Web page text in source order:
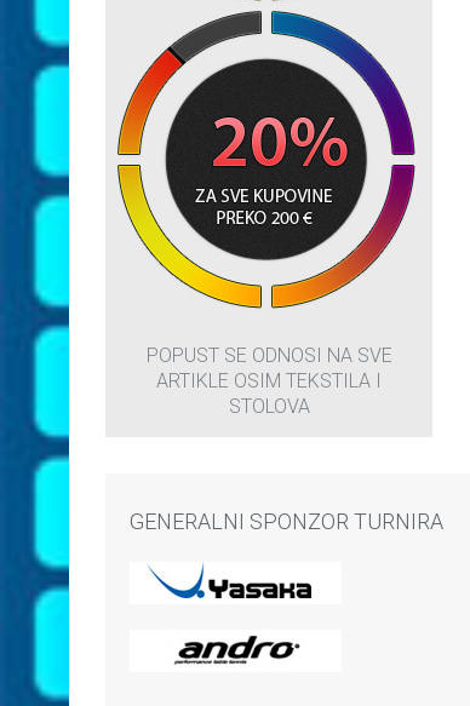
POPUST SE ODNOSI NA SVE
ARTIKLE OSIM TEKSTILA I
STOLOVA
GENERALNI SPONZOR TURNIRA